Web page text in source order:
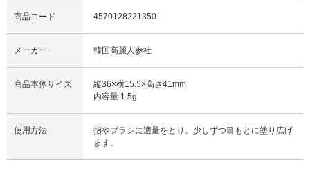
商品コード 4570128221350
メーカー 韓国高麗人参社
商品本体サイズ
縦36×横15.5×高さ41mm
内容量:1.5g
使用方法
指やブラシに適量をとり、少しずつ目もとに塗り広げ
ます。